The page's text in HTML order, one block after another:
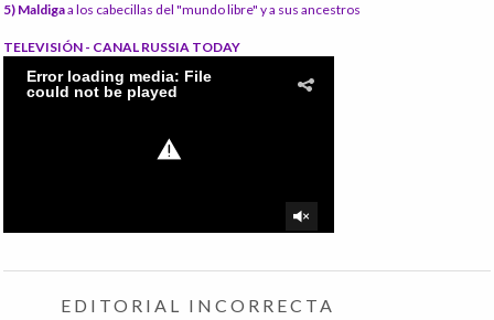
5) Maldigaa los cabecillas del "mundo libre" y a sus ancestros
TELEVISIÓN - CANAL RUSSIA TODAY
EDITORIAL INCORRECTA